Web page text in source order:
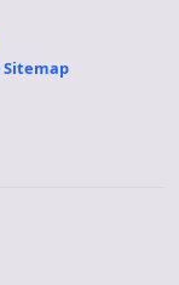
Sitemap